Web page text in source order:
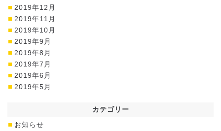
2019年12月
2019年11月
2019年10月
2019年9月
2019年8月
2019年7月
2019年6月
2019年5月
カテゴリー
お知らせ